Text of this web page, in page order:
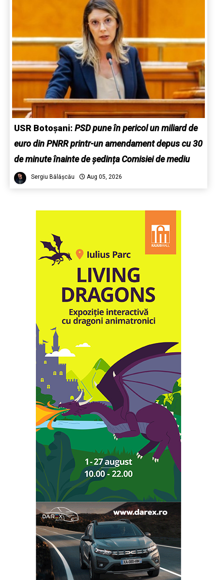
USR Botoșani: PSD pune în pericol un miliard de
euro din PNRR printr-un amendament depus cu 30
de minute înainte de ședința Comisiei de mediu
Sergiu Bălășcău Aug 05, 2026